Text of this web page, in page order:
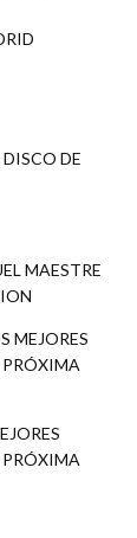
DE
MAESTRE
MEJORES
PRÓXIMA
PRÓXIMA